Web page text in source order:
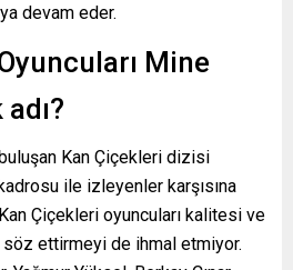
devam eder.
Mine
Kan Çiçekleri dizisi
ile izleyenler karşısına
Çiçekleri oyuncuları kalitesi ve
söz ettirmeyi de ihmal etmiyor.